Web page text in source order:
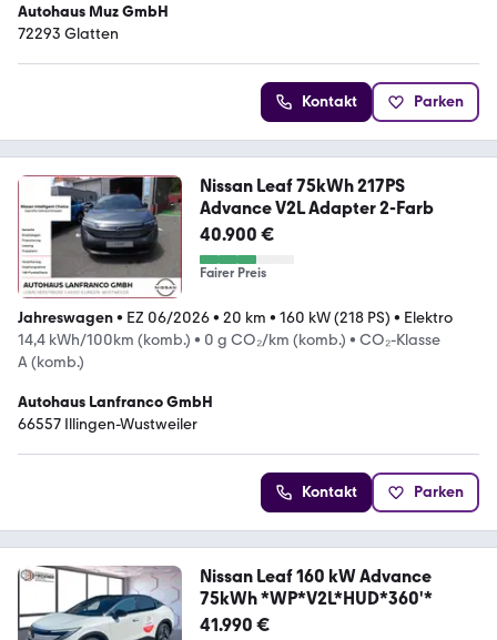
Autohaus Muz GmbH
72293 Glatten
Kontakt Parken
Nissan Leaf 75kWh 217PS
Advance V2L Adapter 2-Farb
40.900 €
Fairer Preis
Jahreswagen• EZ 06/2026• 20 km • 160 kW (218 PS) • Elektro
14,4 kWh/100km (komb.) • 0 g CO₂/km (komb.) • CO₂-Klasse
A (komb.)
Autohaus Lanfranco GmbH
66557 Illingen-Wustweiler
Kontakt Parken
Nissan Leaf 160 kW Advance
75kWh *WP*V2L*HUD*360'*
41.990 €